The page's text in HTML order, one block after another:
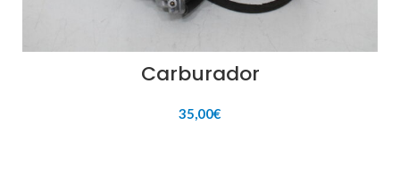
Carburador
35,00€